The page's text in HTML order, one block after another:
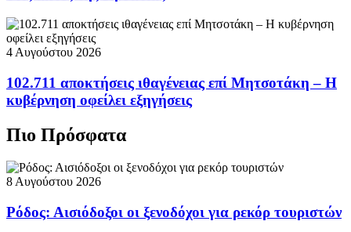
4 Αυγούστου 2026
102.711 αποκτήσεις ιθαγένειας επί Μητσοτάκη – Η
κυβέρνηση οφείλει εξηγήσεις
Πιο Πρόσφατα
8 Αυγούστου 2026
Ρόδος: Αισιόδοξοι οι ξενοδόχοι για ρεκόρ τουριστών